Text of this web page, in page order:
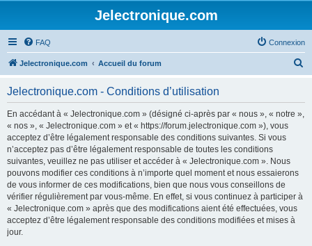
Jelectronique.com
FAQ Connexion
Jelectronique.com Accueil du forum
Jelectronique.com - Conditions d’utilisation
En accédant à « Jelectronique.com » (désigné ci-après par « nous », « notre »,
« nos », « Jelectronique.com » et « https://forum.jelectronique.com »), vous
acceptez d’être légalement responsable des conditions suivantes. Si vous
n’acceptez pas d’être légalement responsable de toutes les conditions
suivantes, veuillez ne pas utiliser et accéder à « Jelectronique.com ». Nous
pouvons modifier ces conditions à n’importe quel moment et nous essaierons
de vous informer de ces modifications, bien que nous vous conseillons de
vérifier régulièrement par vous-même. En effet, si vous continuez à participer à
« Jelectronique.com » après que des modifications aient été effectuées, vous
acceptez d’être légalement responsable des conditions modifiées et mises à
jour.